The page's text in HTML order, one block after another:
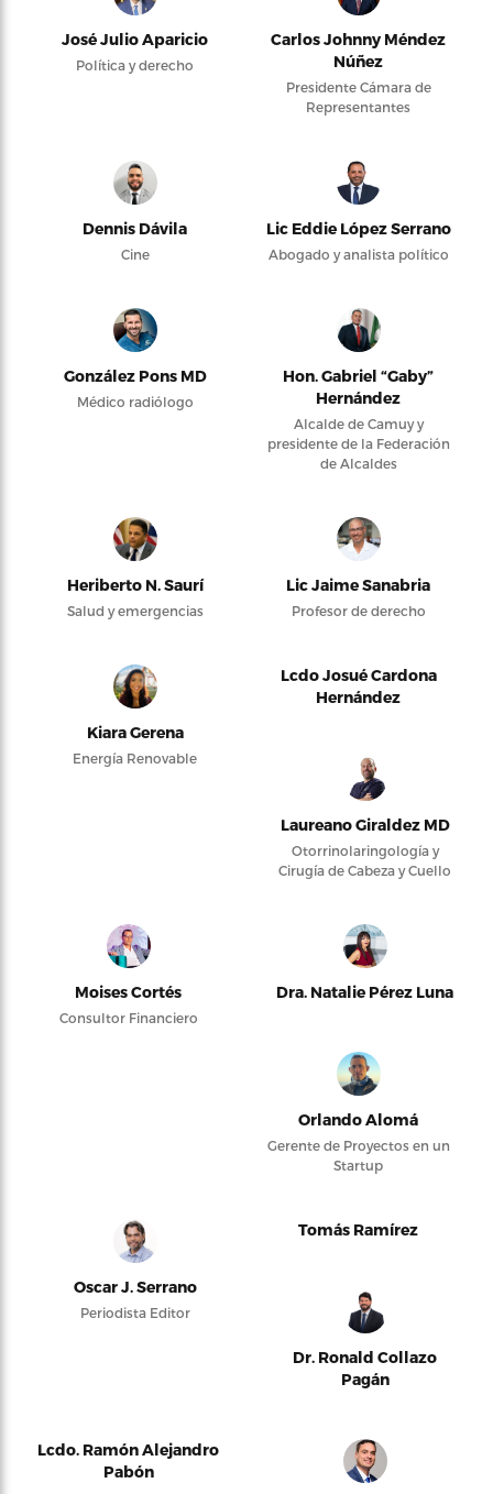
José Julio Aparicio
Política y derecho
Carlos Johnny Méndez
Núñez
Presidente Cámara de
Representantes
Dennis Dávila
Cine
Lic Eddie López Serrano
Abogado y analista político
González Pons MD
Médico radiólogo
Hon. Gabriel “Gaby”
Hernández
Alcalde de Camuy y
presidente de la Federación
de Alcaldes
Heriberto N. Saurí
Salud y emergencias
Lic Jaime Sanabria
Profesor de derecho
Kiara Gerena
Energía Renovable
Lcdo Josué Cardona
Hernández
Laureano Giraldez MD
Otorrinolaringología y
Cirugía de Cabeza y Cuello
Moises Cortés
Consultor Financiero
Dra. Natalie Pérez Luna
Orlando Alomá
Gerente de Proyectos en un
Startup
Oscar J. Serrano
Periodista Editor
Tomás Ramírez
Dr. Ronald Collazo
Pagán
Lcdo. Ramón Alejandro
Pabón